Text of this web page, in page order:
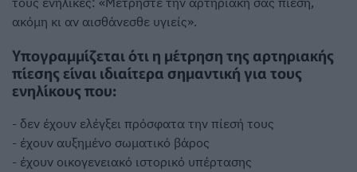
ακόμη κι αν αισθάνεσθε υγιείς».
Υπογραμμίζεται ότι η μέτρηση της αρτηριακής
πίεσης είναι ιδιαίτερα σημαντική για τους
ενηλίκους που:
- δεν έχουν ελέγξει πρόσφατα την πίεσή τους
- έχουν αυξημένο σωματικό βάρος
- έχουν οικογενειακό ιστορικό υπέρτασης